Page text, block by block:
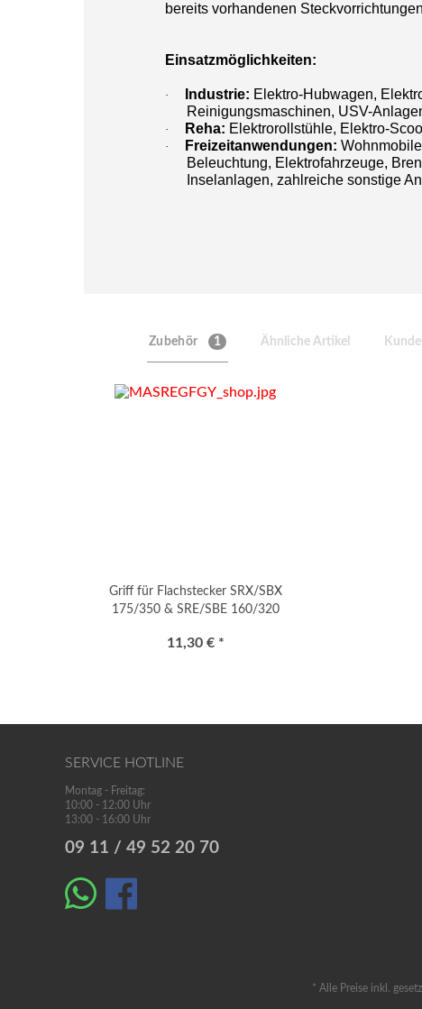
bereits vorhandenen
Einsatzmöglichkeiten:
· Industrie: Elektro-Hubwagen,
Reinigungsmaschinen, USV-
· Reha: Elektrorollstühle, Elektro-
· Freizeitanwendungen:
Beleuchtung, Elektrofahrzeuge,
Inselanlagen, zahlreiche sonstige
Zubehör 1 Ähnliche Artikel
Griff für Flachstecker SRX/SBX
175/350 & SRE/SBE 160/320
11,30 € *
SERVICE HOTLINE
Montag - Freitag:
10:00 - 12:00 Uhr
13:00 - 16:00 Uhr
09 11 / 49 52 20 70
* Alle Preise inkl.